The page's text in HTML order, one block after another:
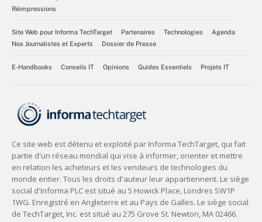
Réimpressions
Site Web pour Informa TechTarget Partenaires Technologies
Agenda
Nos Journalistes et Experts
Dossier de Presse
E-Handbooks Conseils IT Opinions Guides Essentiels Projets IT